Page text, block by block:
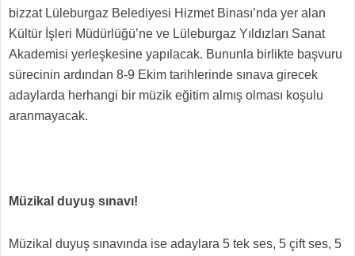
bizzat Lüleburgaz Belediyesi Hizmet Binası’nda yer alan
Kültür İşleri Müdürlüğü’ne ve Lüleburgaz Yıldızları Sanat
Akademisi yerleşkesine yapılacak. Bununla birlikte başvuru
sürecinin ardından 8-9 Ekim tarihlerinde sınava girecek
adaylarda herhangi bir müzik eğitim almış olması koşulu
aranmayacak.
Müzikal duyuş sınavı!
Müzikal duyuş sınavında ise adaylara 5 tek ses, 5 çift ses, 5